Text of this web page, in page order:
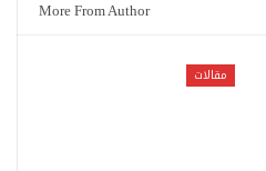
More From Author
مقالات